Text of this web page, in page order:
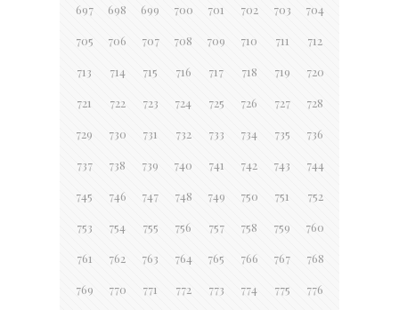
697 698 699 700 701 702 703 704
705 706 707 708 709 710 711 712
713 714 715 716 717 718 719 720
721 722 723 724 725 726 727 728
729 730 731 732 733 734 735 736
737 738 739 740 741 742 743 744
745 746 747 748 749 750 751 752
753 754 755 756 757 758 759 760
761 762 763 764 765 766 767 768
769 770 771 772 773 774 775 776